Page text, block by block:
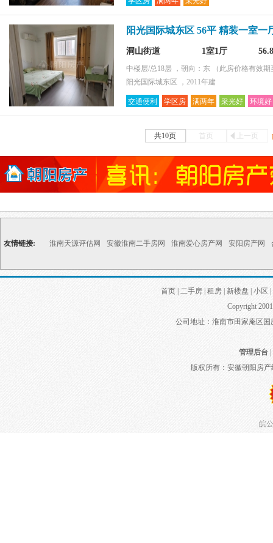
阳光国际城东区 56平 精装一室一
洞山街道 1室1厅
中楼层/总18层 ，朝向：东
（此房价格有效
阳光国际城东区 ，2011年建
交通便利 学区房 满两年 采光好 环境好
共10页 首页 上一页
友情链接: 淮南天源评估网 安徽淮南二手房网 淮南爱心房产网 安阳房产网
首页 二手房 租房 新楼盘 小区
Copyright
公司地址：淮南市田家庵区
管理后台|
版权所有：安徽朝阳房
皖